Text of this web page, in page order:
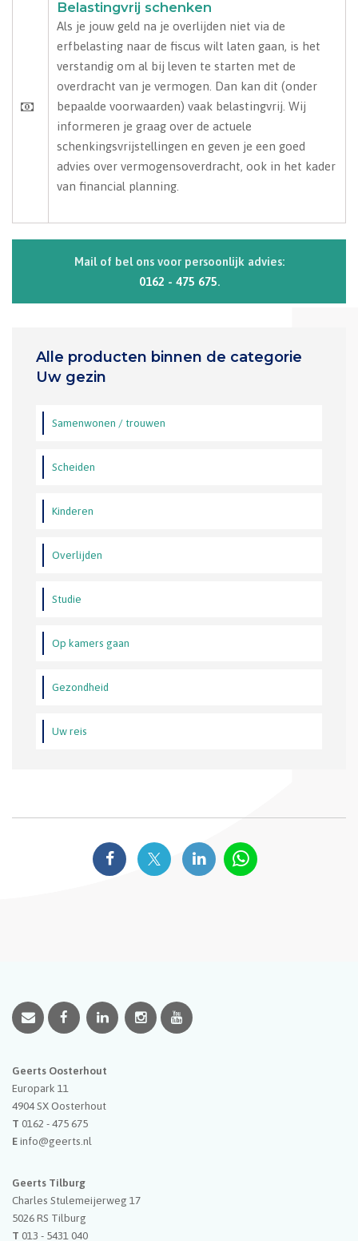
Belastingvrij schenken
Als je jouw geld na je overlijden niet via de
erfbelasting naar de fiscus wilt laten gaan, is het
verstandig om al bij leven te starten met de
overdracht van je vermogen. Dan kan dit (onder
bepaalde voorwaarden) vaak belastingvrij. Wij
informeren je graag over de actuele
schenkingsvrijstellingen en geven je een goed
advies over vermogensoverdracht, ook in het kader
van financial planning.
Mail of bel ons voor persoonlijk advies:
0162 - 475 675.
Alle producten binnen de categorie
Uw gezin
Samenwonen / trouwen
Scheiden
Kinderen
Overlijden
Studie
Op kamers gaan
Gezondheid
Uw reis
Geerts Oosterhout
Europark 11
4904 SXOosterhout
T 0162 - 475 675
Einfo@geerts.nl
Geerts Tilburg
Charles Stulemeijerweg 17
5026 RS Tilburg
T 013 - 5431 040